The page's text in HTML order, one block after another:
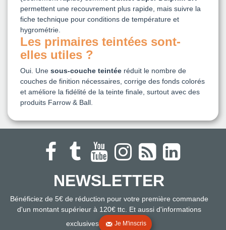
permettent une recouvrement plus rapide, mais suivre la
fiche technique pour conditions de température et
hygrométrie.
Les primaires teintées sont-
elles utiles ?
Oui. Une sous-couche teintée réduit le nombre de
couches de finition nécessaires, corrige des fonds colorés
et améliore la fidélité de la teinte finale, surtout avec des
produits Farrow & Ball.
NEWSLETTER
Bénéficiez de 5€ de réduction pour votre première commande
d'un montant supérieur à 120€ ttc. Et aussi d'informations
exclusives
Je M'inscris